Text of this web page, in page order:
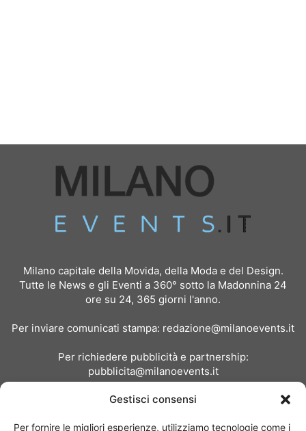
Gestisci consensi
Per fornire le migliori esperienze, utilizziamo tecnologie come i
Milano capitale della Movida, della Moda e del Design.
Tutte le News e gli Eventi a 360° sotto la Madonnina 24
ore su 24, 365 giorni l'anno.
Per inviare comunicati stampa: redazione@milanoevents.it
Per richiedere pubblicità e partnership:
pubblicita@milanoevents.it